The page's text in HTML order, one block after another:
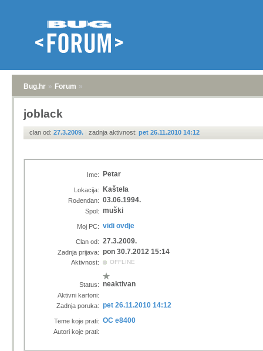
Bug.hr » Forum »
joblack
clan od: 27.3.2009. | zadnja aktivnost: pet 26.11.2010 14:12
Ime: Petar
Lokacija: Kaštela
Rođendan: 03.06.1994.
Spol: muški
Moj PC: vidi ovdje
Clan od: 27.3.2009.
Zadnja prijava: pon 30.7.2012 15:14
Aktivnost: OFFLINE
Status: neaktivan
Aktivni kartoni:
Zadnja poruka: pet 26.11.2010 14:12
Teme koje prati: OC e8400
Autori koje prati: